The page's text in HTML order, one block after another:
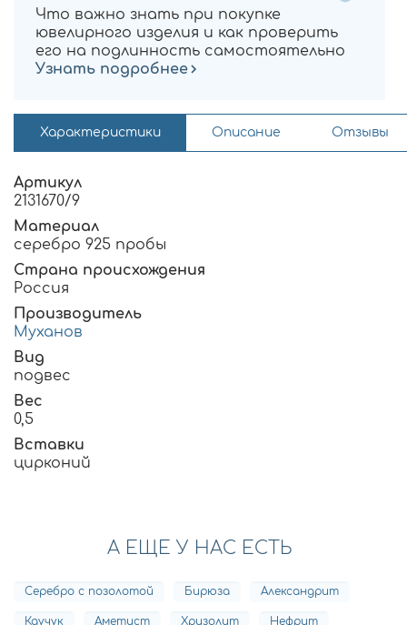
Что важно знать при покупке
ювелирного изделия и как проверить
его на подлинность самостоятельно
Узнать подробнее
Характеристики Описание Отзывы
Артикул
2131670/9
Материал
серебро 925 пробы
Страна происхождения
Россия
Производитель
Муханов
Вид
подвес
Вес
0,5
Вставки
цирконий
А ЕЩЕ У НАС ЕСТЬ
Серебро с позолотой Бирюза Александрит
Каучук Аметист Хризолит Нефрит